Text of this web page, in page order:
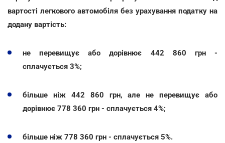
вартості легкового автомобіля без урахування податку на
додану вартість:
не перевищує або дорівнює 442 860 грн -
сплачується 3%;
більше ніж 442 860 грн, але не перевищує або
дорівнює 778 360 грн - сплачується 4%;
більше ніж 778 360 грн - сплачується 5%.